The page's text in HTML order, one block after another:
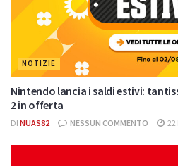
NOTIZIE
Nintendo lancia i saldi estivi:
2 in offerta
DI NUAS82 NESSUN COMMENTO 22